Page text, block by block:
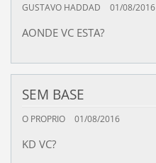
GUSTAVO HADDAD 01/08/2016
AONDE VC ESTA?
SEM BASE
O PROPRIO 01/08/2016
KD VC?